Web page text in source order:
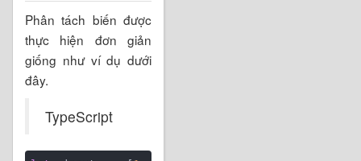
Phân tách biến được
thực hiện đơn giản
giống như ví dụ dưới
đây.
TypeScript